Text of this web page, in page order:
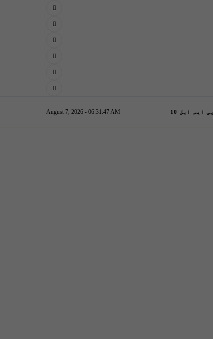
پی ایس ایل 10 August 7, 2026 - 06:31:48 AM